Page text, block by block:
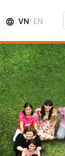
VN EN